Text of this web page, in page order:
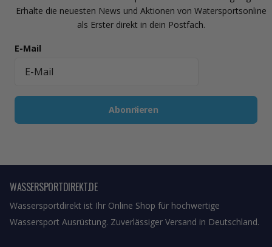
Erhalte die neuesten News und Aktionen von Watersportsonline
als Erster direkt in dein Postfach.
E-Mail
Abonnieren
WASSERSPORTDIREKT.DE
Wassersportdirekt ist Ihr Online Shop für hochwertige
Wassersport Ausrüstung. Zuverlässiger Versand in Deutschland.